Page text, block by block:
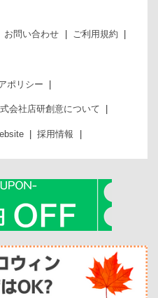
お問い合わせ ご利用規約
ポリシー
会社店研創意について
採用情報